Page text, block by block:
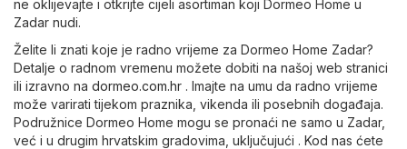
ne oklijevajte i otkrijte cijeli asortiman koji Dormeo Home u
Zadar nudi.
Želite li znati koje je radno vrijeme za Dormeo Home Zadar?
Detalje o radnom vremenu možete dobiti na našoj web stranici
ili izravno na dormeo.com.hr . Imajte na umu da radno vrijeme
može varirati tijekom praznika, vikenda ili posebnih događaja.
Podružnice Dormeo Home mogu se pronaći ne samo u Zadar,
već i u drugim hrvatskim gradovima, uključujući . Kod nas ćete